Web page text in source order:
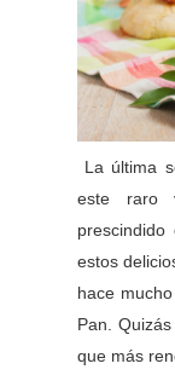
La última
este raro
estos
hace
Pan.
que más